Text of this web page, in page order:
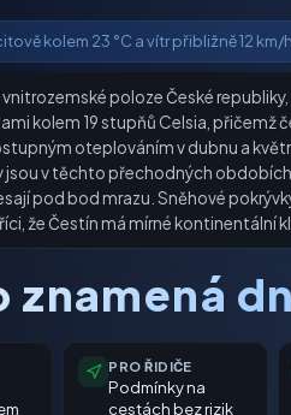
kolem 23 °C a vítr přibližně 12 km/h.
poloze České
kolem 19 stupňů Celsia, přičemž
oteplováním v dubnu a
jsou v těchto přechodných
pod bod mrazu. Sněhové
že Čestín má mírné kontinentální
znamená
PRO ŘIDIČE
Podmínky na
cestách bez rizik